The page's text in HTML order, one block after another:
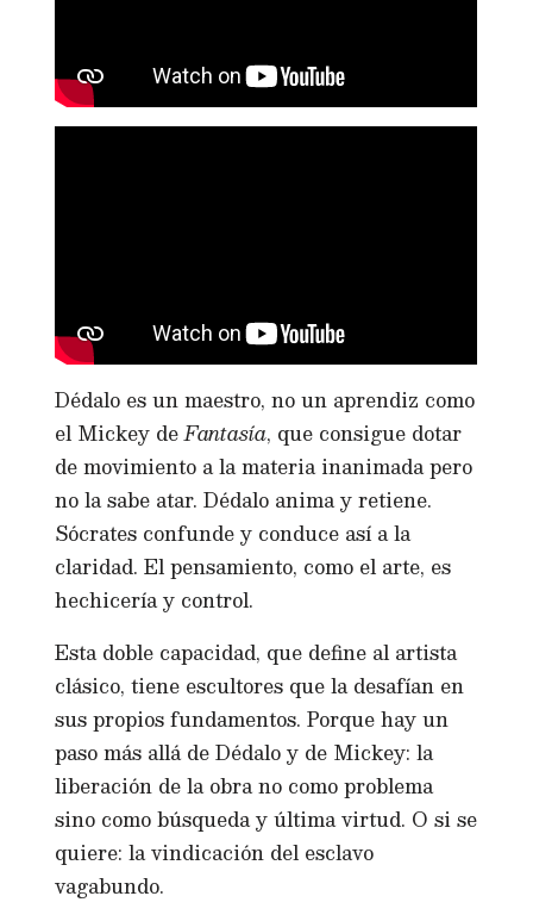
Dédalo es un maestro, no un aprendiz como
el Mickey deFantasía, que consigue dotar
de movimiento a la materia inanimada pero
no la sabe atar. Dédalo anima y retiene.
Sócrates confunde y conduce así a la
claridad. El pensamiento, como el arte, es
hechicería y control.
Esta doble capacidad, que define al artista
clásico, tiene escultores que la desafían en
sus propios fundamentos. Porque hay un
paso más allá de Dédalo y de Mickey: la
liberación de la obra no como problema
sino como búsqueda y última virtud. O si se
quiere: la vindicación del esclavo
vagabundo.